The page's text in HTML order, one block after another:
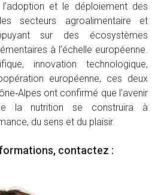
l’adoption et le déploiement des
secteurs agroalimentaire et
sur des écosystèmes
à l’échelle européenne.
innovation technologique,
européenne, ces deux
ont confirmé que l’avenir
la nutrition se construira à
du sens et du plaisir.
contactez :